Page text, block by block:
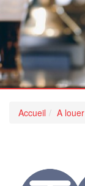
Accueil A louer